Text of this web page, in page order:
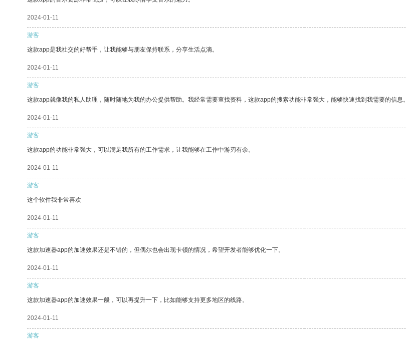
2024-01-11
游客
这款app是我社交的好帮手，让我能够与朋友保持联系，分享生活点滴。
2024-01-11
游客
这款app就像我的私人助理，随时随地为我的办公提供帮助。我经常需要查找资料，这款app的搜索功能非常强大，能够快速找到我需要的信息。
2024-01-11
游客
这款app的功能非常强大，可以满足我所有的工作需求，让我能够在工作中游刃有余。
2024-01-11
游客
这个软件我非常喜欢
2024-01-11
游客
这款加速器app的加速效果还是不错的，但偶尔也会出现卡顿的情况，希望开发者能够优化一下。
2024-01-11
游客
这款加速器app的加速效果一般，可以再提升一下，比如能够支持更多地区的线路。
2024-01-11
游客